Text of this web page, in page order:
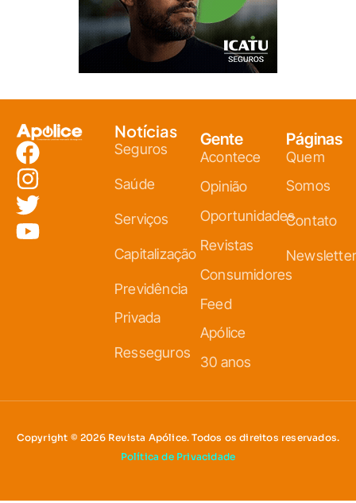
Notícias
Seguros
Saúde
Serviços
Capitalização
Previdência
Privada
Resseguros
Gente
Acontece
Opinião
Oportunidades
Revistas
Consumidores
Feed
Apólice
30 anos
Páginas
Quem
Somos
Contato
Newsletter
Copyright © 2026 Revista Apólice. Todos os direitos reservados.
Política de Privacidade